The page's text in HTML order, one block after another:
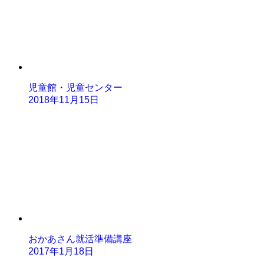
児童館・児童センター
2018年11月15日
おかあさん就活準備講座
2017年1月18日